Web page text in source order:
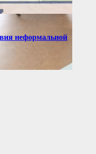
неформальной